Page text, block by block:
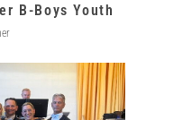
B-Boys Youth